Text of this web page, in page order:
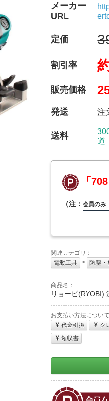
メーカー
URL
定価
割引率
販売価格
発送 注
送料
道
「708
（注： 会員のみ
関連カテゴリ：
電動工具
> 防塵・
商品名：
リョービ(RYOBI)
お支払い方法について
代金引換
ク
領収書